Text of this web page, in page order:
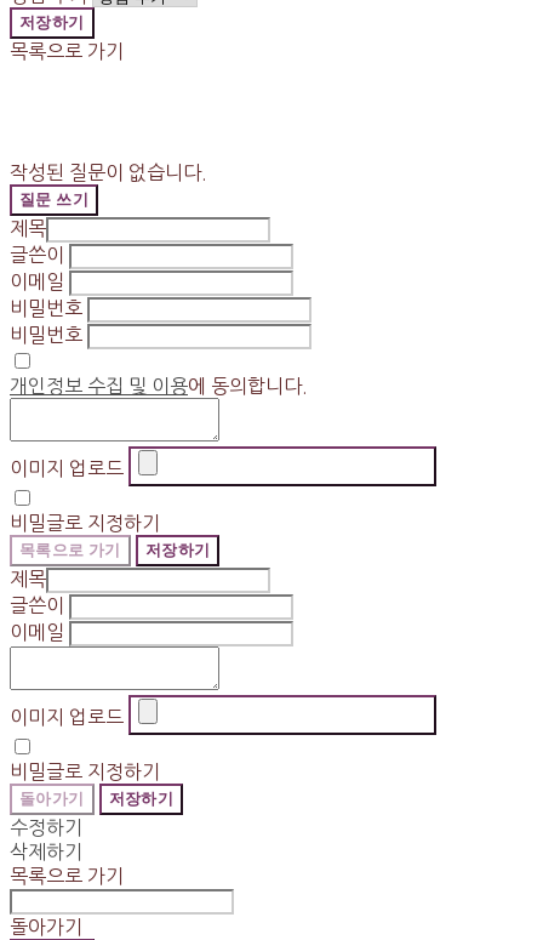
저장하기
목록으로 가기
작성된 질문이 없습니다.
질문 쓰기
제목
글쓴이
이메일
비밀번호
비밀번호
개인정보 수집 및 이용에 동의합니다.
이미지 업로드
비밀글로 지정하기
목록으로 가기 저장하기
제목
글쓴이
이메일
이미지 업로드
비밀글로 지정하기
돌아가기 저장하기
수정하기
삭제하기
목록으로 가기
돌아가기